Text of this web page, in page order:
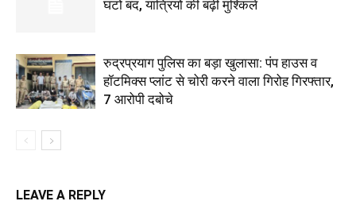
घंटों बंद, यात्रियों की बढ़ी मुश्किलें
रुद्रप्रयाग पुलिस का बड़ा खुलासा: पंप हाउस व
हॉटमिक्स प्लांट से चोरी करने वाला गिरोह गिरफ्तार,
7 आरोपी दबोचे
LEAVE A REPLY